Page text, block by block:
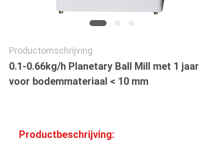
Productomschrijving
0.1-0.66kg/h Planetary Ball Mill met 1 jaar
voor bodemmateriaal < 10 mm
Productbeschrijving: